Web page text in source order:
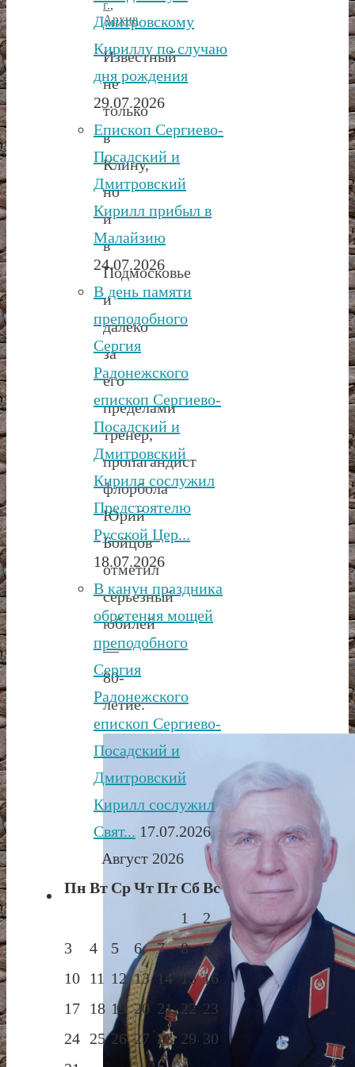
г.,
Архив
Известный
не
только
в
Клину,
но
и
в
Подмосковье
и
далеко
за
его
пределами
тренер,
пропагандист
флорбола
Юрий
Бойцов
отметил
серьезный
юбилей
—
80-
летие.
Дмитровскому
Кириллу по случаю
дня рождения
29.07.2026
Епископ Сергиево-
Посадский и
Дмитровский
Кирилл прибыл в
Малайзию
24.07.2026
В день памяти
преподобного
Сергия
Радонежского
епископ Сергиево-
Посадский и
Дмитровский
Кирилл сослужил
Предстоятелю
Русской Цер...
18.07.2026
В канун праздника
обретения мощей
преподобного
Сергия
Радонежского
епископ Сергиево-
Посадский и
Дмитровский
Кирилл сослужил
Свят... 17.07.2026
Август 2026
Пн Вт СрЧтПт СбВс
1
2
3
4 5 6 7 8
9
10 11 12 13 14 15 16
17 18 19 20 21 22 23
24 25 26 27 28 29 30